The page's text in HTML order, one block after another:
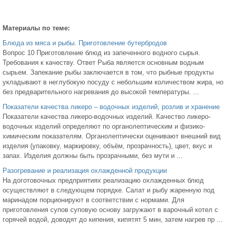
Материалы по теме:
Блюда из мяса и рыбы. Приготовление бутербродов
Вопрос 10 Приготовление блюд из запеченного водного сырья.
Требования к качеству. Ответ Рыба является основным водным
сырьем. Запекание рыбы заключается в том, что рыбные продукты
укладывают в неглубокую посуду с небольшим количеством жира, но
без предварительного нагревания до высокой температуры. ...
Показатели качества ликеро – водочных изделий, розлив и хранение
Показатели качества ликеро-водочных изделий. Качество ликеро-
водочных изделий определяют по органолептическим и физико-
химическим показателям. Органолептически оценивают внешний вид
изделия (упаковку, маркировку, объём, прозрачность), цвет, вкус и
запах. Изделия должны быть прозрачными, без мути и ...
Разогревание и реализация охлажденной продукции
На доготовочных предприятиях реализацию охлажденных блюд
осуществляют в следующем порядке. Салат и рыбу жаренную под
маринадом порционируют в соответствии с нормами. Для
приготовления супов суповую основу загружают в варочный котел с
горячей водой, доводят до кипения, кипятят 5 мин, затем нагрев пр ...